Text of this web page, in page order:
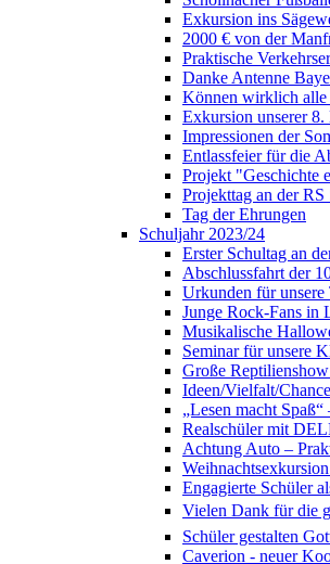
Exkursion ins
2000 € von der
Praktische
Danke Antenne
Können wirklich alle
Exkursion unserer
Impressionen der
Entlassfeier für die
Projekt "Geschichte
Projekttag an der RS
Tag der Ehrungen
Schuljahr 2023/24
Erster Schultag an
Abschlussfahrt der
Urkunden für unsere
Junge Rock-Fans in
Musikalische
Seminar für unsere
Große
Ideen/Vielfalt/
„Lesen macht
Realschüler mit
Achtung Auto –
Engagierte Schüler
Vielen Dank für die
Schüler gestalten
Caverion - neuer